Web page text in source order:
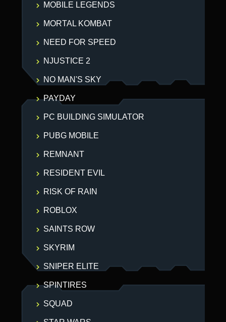
MOBILE LEGENDS
MORTAL KOMBAT
NEED FOR SPEED
NJUSTICE 2
NO MAN'S SKY
PAYDAY
PC BUILDING SIMULATOR
PUBG MOBILE
REMNANT
RESIDENT EVIL
RISK OF RAIN
ROBLOX
SAINTS ROW
SKYRIM
SNIPER ELITE
SPINTIRES
SQUAD